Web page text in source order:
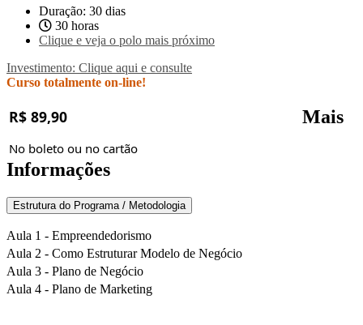
Duração: 30 dias
30 horas
Clique e veja o polo mais próximo
Investimento: Clique aqui e consulte
Curso totalmente on-line!
R$ 89,90
No boleto ou no cartão
Mais
Informações
Estrutura do Programa / Metodologia
Aula 1 - Empreendedorismo
Aula 2 - Como Estruturar Modelo de Negócio
Aula 3 - Plano de Negócio
Aula 4 - Plano de Marketing